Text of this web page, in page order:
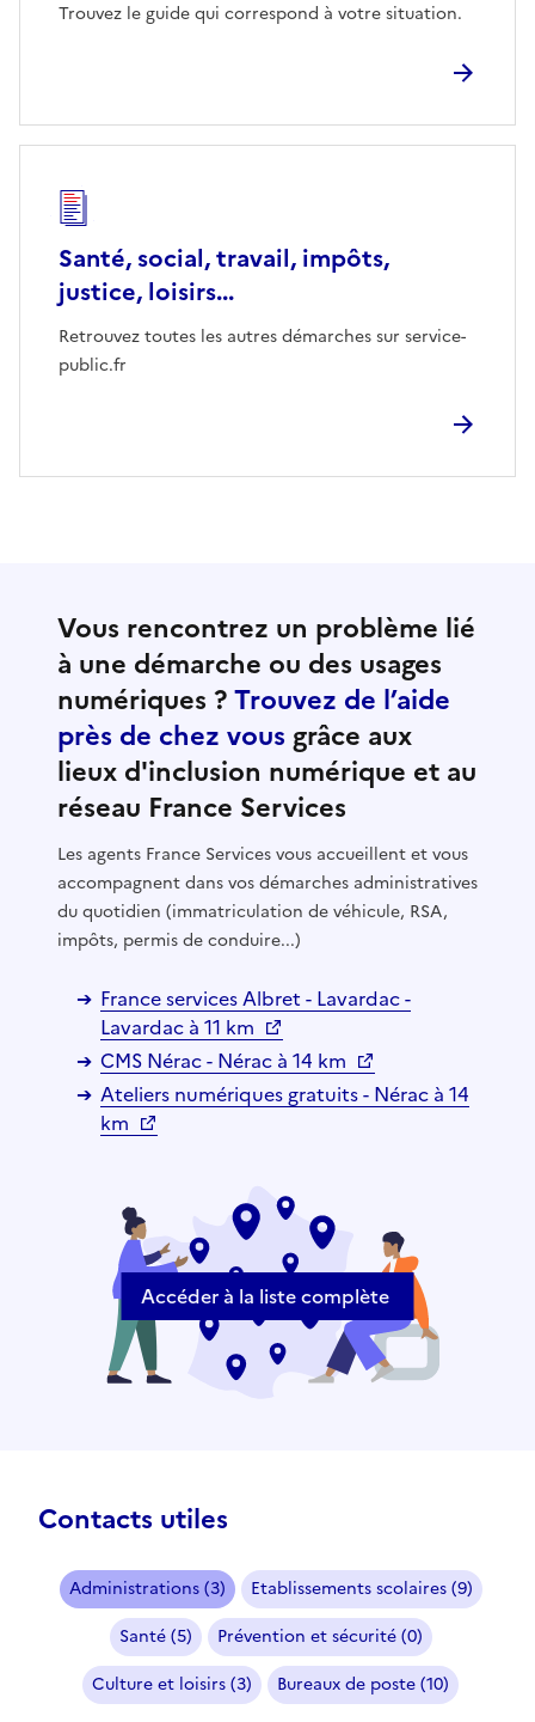
Trouvez le guide qui correspond à votre situation.
Santé, social, travail, impôts,
justice, loisirs...
Retrouvez toutes les autres démarches sur service-
public.fr
Vous rencontrez un problème lié
à une démarche ou des usages
numériques ?Trouvez de l’aide
près de chez vous grâce aux
lieux d'inclusion numérique et au
réseau France Services
Les agents France Services vous accueillent et vous
accompagnent dans vos démarches administratives
du quotidien (immatriculation de véhicule, RSA,
impôts, permis de conduire...)
France services Albret - Lavardac -
Lavardac à 11 km
CMS Nérac - Nérac à 14 km
Ateliers numériques gratuits - Nérac à 14
km
Accéder à la liste complète
Contacts utiles
Administrations (3)
Etablissements scolaires (9)
Santé (5)
Prévention et sécurité (0)
Culture et loisirs (3)
Bureaux de poste (10)